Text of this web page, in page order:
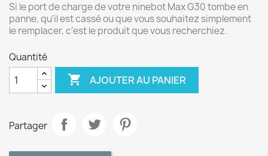
Si le port de charge de votre ninebot Max G30 tombe en
panne, qu'il est cassé ou que vous souhaitez simplement
le remplacer, c'est le produit que vous recherchiez.
Quantité
 AJOUTER AU PANIER
Partager